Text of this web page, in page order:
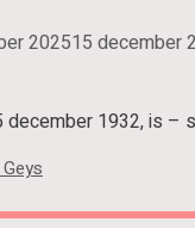
202515 december
december 1932, is –